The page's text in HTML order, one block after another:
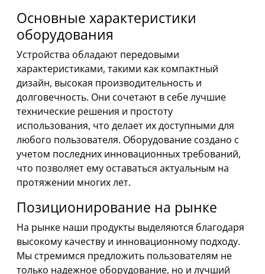
Основные характеристики
оборудования
Устройства обладают передовыми
характеристиками, такими как компактный
дизайн, высокая производительность и
долговечность. Они сочетают в себе лучшие
технические решения и простоту
использования, что делает их доступными для
любого пользователя. Оборудование создано с
учетом последних инновационных требований,
что позволяет ему оставаться актуальным на
протяжении многих лет.
Позиционирование на рынке
На рынке наши продукты выделяются благодаря
высокому качеству и инновационному подходу.
Мы стремимся предложить пользователям не
только надежное оборудование, но и лучший